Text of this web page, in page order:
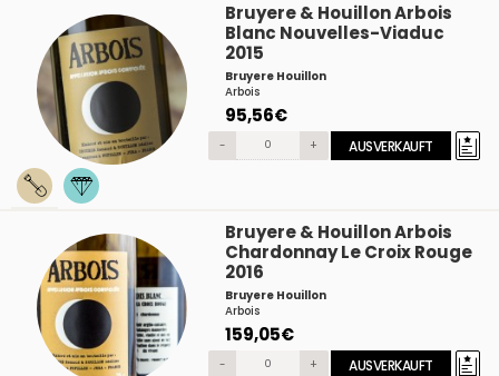
Bruyere & Houillon Arbois
Blanc Nouvelles-Viaduc
2015
Bruyere Houillon
Arbois
95,56€
- + AUSVERKAUFT
Bruyere & Houillon Arbois
Chardonnay Le Croix Rouge
2016
Bruyere Houillon
Arbois
159,05€
- + AUSVERKAUFT